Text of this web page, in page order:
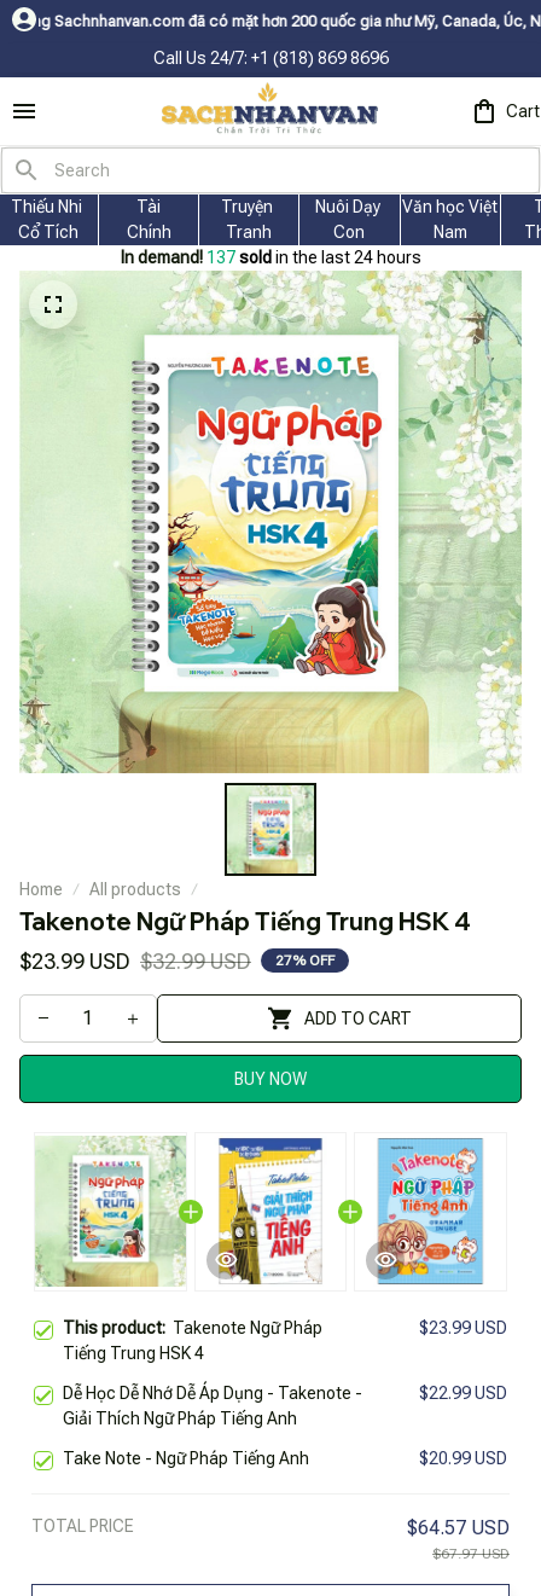
đã có mặt hơn 200 quốc gia như Mỹ, Canada, Úc, Nhật, Hàn, và các
Call Us 24/7: +1 (818) 869 8696
Cart
Thiếu Nhi
Cổ Tích
Tài
Chính
Truyện
Tranh
Nuôi Dạy
Con
Văn học Việt
Nam
In demand! 137 sold in the last 24 hours
Home All products
Takenote Ngữ Pháp Tiếng Trung HSK 4
$23.99 USD $32.99 USD 27% OFF
ADD TO CART
BUY NOW
This product: Takenote Ngữ Pháp
Tiếng Trung HSK 4
$23.99 USD
Dễ Học Dễ Nhớ Dễ Áp Dụng - Takenote -
Giải Thích Ngữ Pháp Tiếng Anh
$22.99 USD
Take Note - Ngữ Pháp Tiếng Anh $20.99 USD
TOTAL PRICE $64.57 USD
$67.97 USD